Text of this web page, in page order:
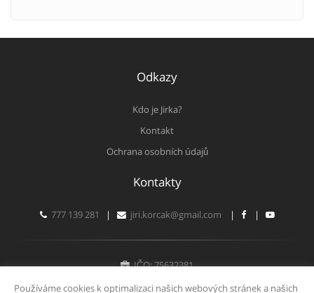
Odkazy
Kdo je Jirka?
Kontakt
Ochrana osobních údajů
Kontakty
777 139 281 | jiri.korcak@gmail.com | |
IČO: 75632381
Používáme cookies k optimalizaci našich webových stránek a našich